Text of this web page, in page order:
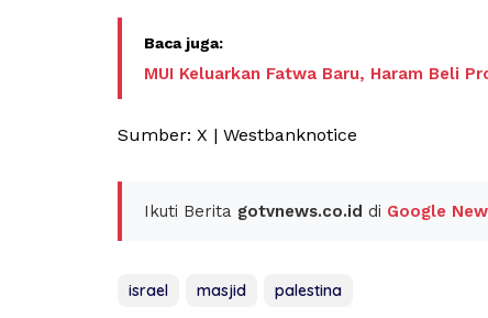
MUI Keluarkan Fatwa Baru, Haram Beli
Sumber: X | Westbanknotice
Ikuti Berita gotvnews.co.id di Google
israel masjid palestina